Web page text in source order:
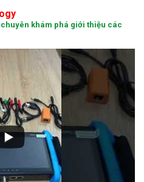
khám phá giới thiệu các